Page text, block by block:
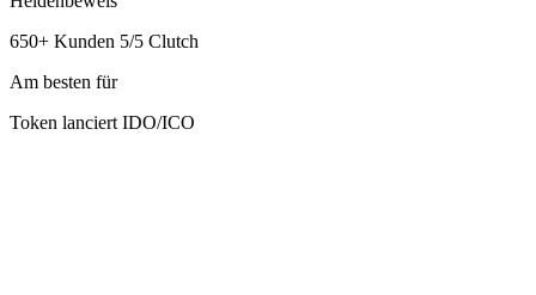
650+ Kunden 5/5 Clutch
Am besten für
Token lanciert IDO/ICO